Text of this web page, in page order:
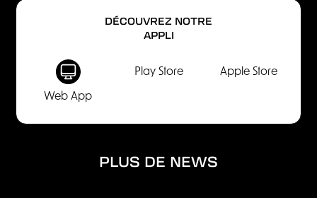
DÉCOUVREZ NOTRE
APPLI
Web App
Play Store Apple Store
PLUS DE NEWS